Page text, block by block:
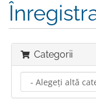
Categorii